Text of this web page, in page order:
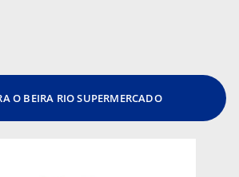
O BEIRA RIO SUPERMERCADO